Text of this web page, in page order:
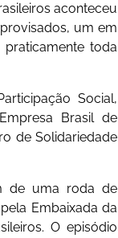
aconteceu
um em
toda
Social,
Brasil de
de Solidariedade
de uma roda de
Embaixada da
O episódio